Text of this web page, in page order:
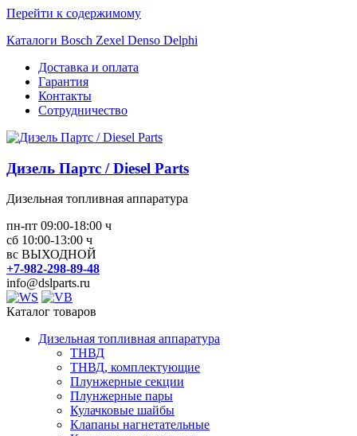
Перейти к содержимому
Каталоги Bosch Zexel Denso Delphi
Доставка и оплата
Гарантия
Контакты
Сотрудничество
Дизель Партс / Diesel Parts
Дизельная топливная аппаратура
пн-пт 09:00-18:00 ч
сб 10:00-13:00 ч
вс ВЫХОДНОЙ
+7-982-298-89-48
info@dslparts.ru
Каталог товаров
Дизельная топливная аппаратура
ТНВД
ТНВД, комплектующие
Плунжерные секции
Плунжерные пары
Кулачковые шайбы
Клапаны нагнетательные